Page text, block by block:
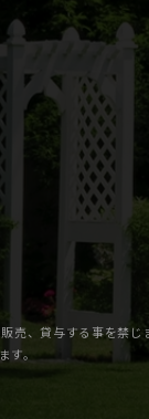
売、貸与する事を禁じ
。